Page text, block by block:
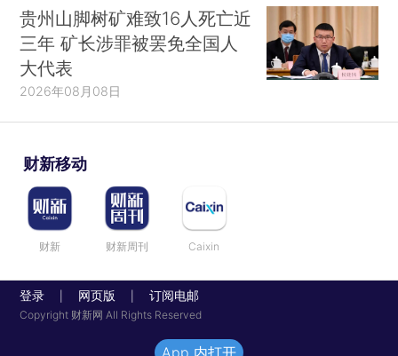
贵州山脚树矿难致16人死亡近
三年 矿长涉罪被罢免全国人
大代表
2026年08月08日
财新移动
财新 财新周刊 Caixin
登录 网页版 订阅电邮
Copyright 财新网 All Rights Reserved
App 内打开